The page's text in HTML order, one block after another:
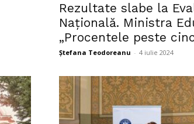
Rezultate slabe la
Națională. Ministra
„Procentele peste
Ștefana Teodoreanu - 4 iulie 2024